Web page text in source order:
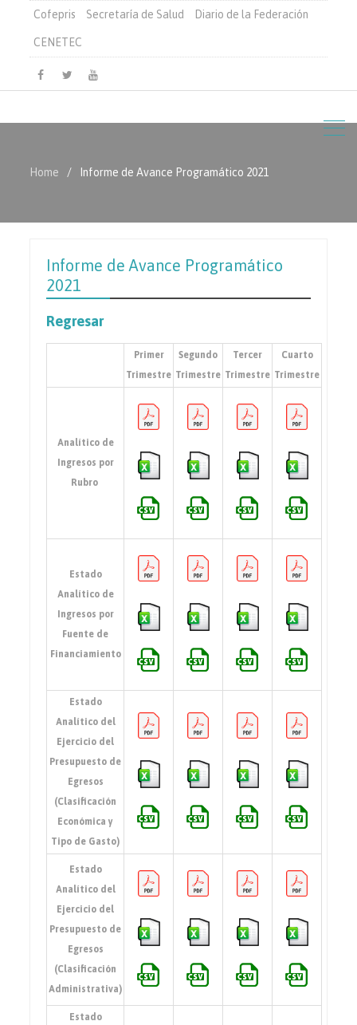
Cofepris Secretaría de Salud Diario de la Federación
CENETEC
Facebook
TwitterYoutube
Home Informe de Avance Programático 2021
Informe de Avance Programático
2021
Regresar
Primer
Trimestre
Segundo
Trimestre
Tercer
Trimestre
Cuarto
Trimestre
Analítico de
Ingresos por
Rubro
Estado
Analítico de
Ingresos por
Fuente de
Financiamiento
Estado
Analítico del
Ejercicio del
Presupuesto de
Egresos
(Clasificación
Económica y
Tipo de Gasto)
Estado
Analítico del
Ejercicio del
Presupuesto de
Egresos
(Clasificación
Administrativa)
Estado